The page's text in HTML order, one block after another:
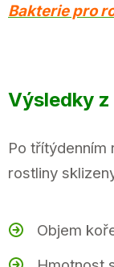
Bakterie pro
Výsledky
Po třítýdenním
rostliny
Objem